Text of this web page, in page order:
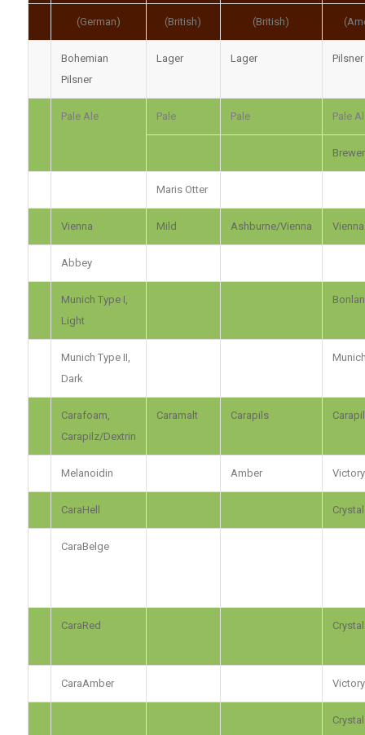
(German) (British) (British)
Bohemian
Pilsner
Lager Lager Pilsner
Pale Ale Pale Pale Pale
Maris Otter
Vienna Mild Ashburne/Vienna Vienna
Abbey
Munich Type I,
Light
Munich Type II,
Dark
Carafoam,
Carapilz/Dextrin
Caramalt Carapils
Melanoidin Amber Victory
CaraHell
CaraBelge
CaraRed
CaraAmber Victory